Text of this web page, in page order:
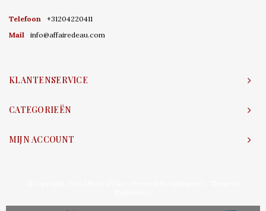
Telefoon
+31204220411
Mail
info@affairedeau.com
KLANTENSERVICE
CATEGORIEËN
MIJN ACCOUNT